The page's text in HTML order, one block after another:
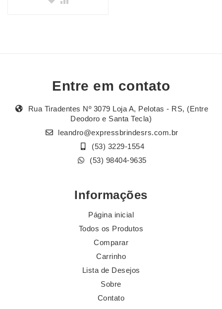
Entre em contato
Rua Tiradentes Nº 3079 Loja A, Pelotas - RS, (Entre
Deodoro e Santa Tecla)
leandro@expressbrindesrs.com.br
(53) 3229-1554
(53) 98404-9635
Informações
Página inicial
Todos os Produtos
Comparar
Carrinho
Lista de Desejos
Sobre
Contato